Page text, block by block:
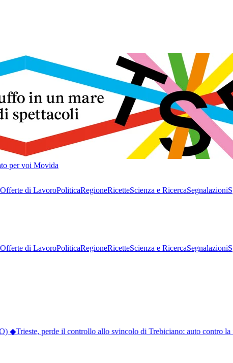
per voi Movida
Offerte di LavoroPoliticaRegioneRicetteScienza e RicercaSegnalazioni
Offerte di LavoroPoliticaRegioneRicetteScienza e RicercaSegnalazioni
◆Trieste, perde il controllo allo svincolo di Trebiciano: auto contro la